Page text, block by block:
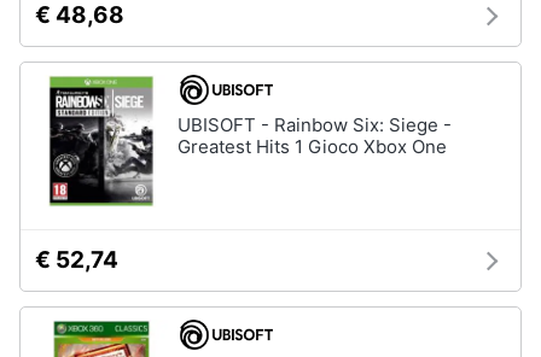
Vedi
€ 48,68
UBISOFT - Rainbow Six: Siege -
Greatest Hits 1 Gioco Xbox One
€ 52,74